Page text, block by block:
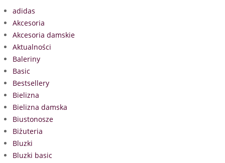
adidas
Akcesoria
Akcesoria damskie
Aktualności
Baleriny
Basic
Bestsellery
Bielizna
Bielizna damska
Biustonosze
Biżuteria
Bluzki
Bluzki basic